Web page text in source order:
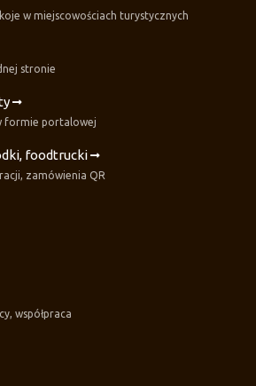
w miejscowościach turystycznych
stronie
formie portalowej
foodtrucki
zamówienia QR
współpraca